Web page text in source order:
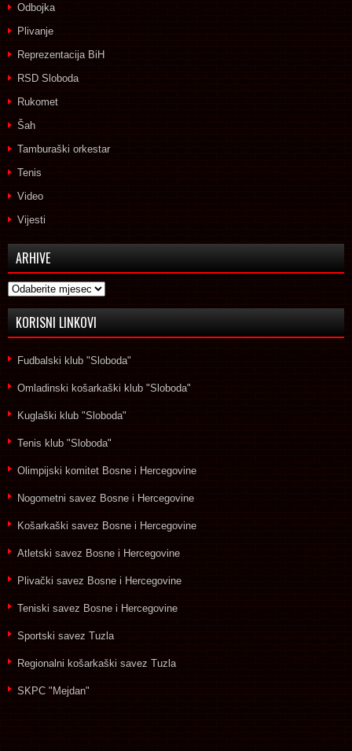
Odbojka
Plivanje
Reprezentacija BiH
RSD Sloboda
Rukomet
Šah
Tamburaški orkestar
Tenis
Video
Vijesti
ARHIVE
Arhive
KORISNI LINKOVI
Fudbalski klub "Sloboda"
Omladinski košarkaški klub "Sloboda"
Kuglaški klub "Sloboda"
Tenis klub "Sloboda"
Olimpijski komitet Bosne i Hercegovine
Nogometni savez Bosne i Hercegovine
Košarkaški savez Bosne i Hercegovine
Atletski savez Bosne i Hercegovine
Plivački savez Bosne i Hercegovine
Teniski savez Bosne i Hercegovine
Sportski savez Tuzla
Regionalni košarkaški savez Tuzla
SKPC "Mejdan"